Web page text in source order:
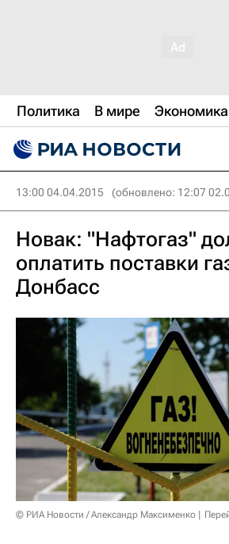
Политика В мире Экономика
13:00 04.04.2015 (обновлено: 12:07
Новак: "Нафтогаз"
оплатить поставки
Донбасс
© РИА Новости / Александр Максименко